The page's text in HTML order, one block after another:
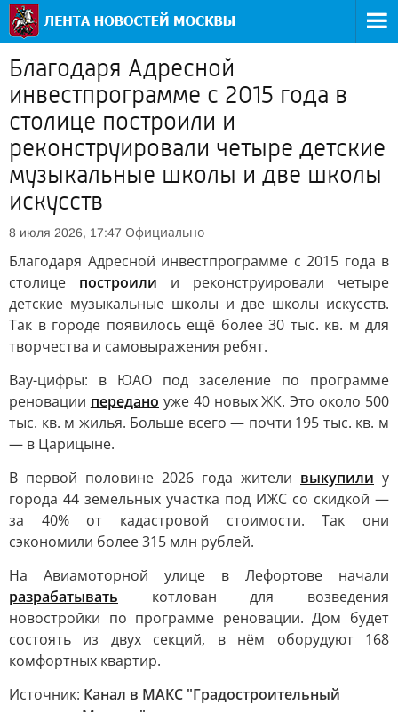
Благодаря Адресной
инвестпрограмме с 2015 года в
столице построили и
реконструировали четыре детские
музыкальные школы и две школы
искусств
8 июля 2026, 17:47 Официально
Благодаря Адресной инвестпрограмме с 2015 года в
столице построили и реконструировали четыре
детские музыкальные школы и две школы искусств.
Так в городе появилось ещё более 30 тыс. кв. м для
творчества и самовыражения ребят.
Вау-цифры: в ЮАО под заселение по программе
реновации передано уже 40 новых ЖК. Это около 500
тыс. кв. м жилья. Больше всего — почти 195 тыс. кв. м
— в Царицыне.
В первой половине 2026 года жители выкупили у
города 44 земельных участка под ИЖС со скидкой —
за 40% от кадастровой стоимости. Так они
сэкономили более 315 млн рублей.
На Авиамоторной улице в Лефортове начали
разрабатывать котлован для возведения
новостройки по программе реновации. Дом будет
состоять из двух секций, в нём оборудуют 168
комфортных квартир.
Источник: Канал в МАКС "Градостроительный